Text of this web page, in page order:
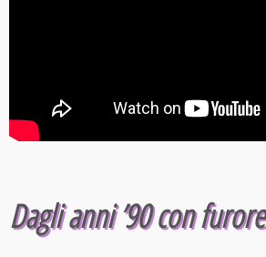
Dagli anni ’90 con furore